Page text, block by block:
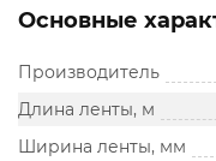
Основные
Производитель
Длина ленты, м
Ширина ленты, мм